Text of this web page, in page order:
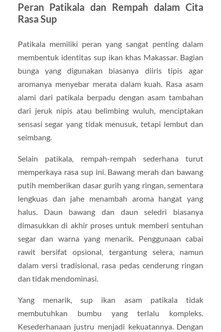
Peran Patikala dan Rempah dalam Cita
Rasa Sup
Patikala memiliki peran yang sangat penting dalam
membentuk identitas sup ikan khas Makassar. Bagian
bunga yang digunakan biasanya diiris tipis agar
aromanya menyebar merata dalam kuah. Rasa asam
alami dari patikala berpadu dengan asam tambahan
dari jeruk nipis atau belimbing wuluh, menciptakan
sensasi segar yang tidak menusuk, tetapi lembut dan
seimbang.
Selain patikala, rempah-rempah sederhana turut
memperkaya rasa sup ini. Bawang merah dan bawang
putih memberikan dasar gurih yang ringan, sementara
lengkuas dan jahe menambah aroma hangat yang
halus. Daun bawang dan daun seledri biasanya
dimasukkan di akhir proses untuk memberi sentuhan
segar dan warna yang menarik. Penggunaan cabai
rawit bersifat opsional, tergantung selera, namun
dalam versi tradisional, rasa pedas cenderung ringan
dan tidak mendominasi.
Yang menarik, sup ikan asam patikala tidak
membutuhkan bumbu yang terlalu kompleks.
Kesederhanaan justru menjadi kekuatannya. Dengan